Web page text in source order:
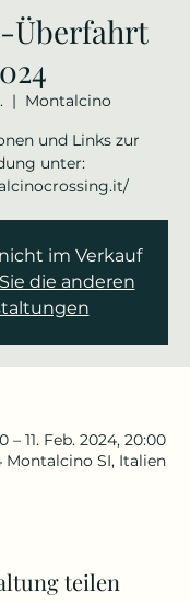
Überfahrt
  |
Montalcino
und Links zur
unter:
im Verkauf
die anderen
– 11. Feb. 2024, 20:00
Montalcino SI, Italien
teilen